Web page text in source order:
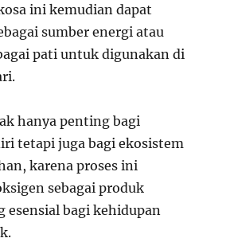
ini kemudian dapat
sumber energi atau
pati untuk digunakan di
hanya penting bagi
tetapi juga bagi ekosistem
karena proses ini
sebagai produk
esensial bagi kehidupan